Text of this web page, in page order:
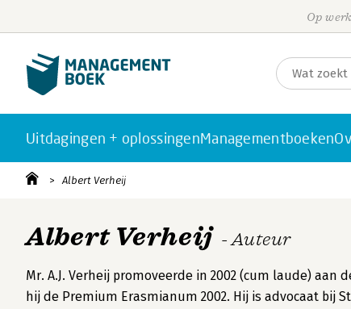
Op
Uitdagingen + oplossingenManagementboeken
Albert Verheij
Albert Verheij - Auteur
Mr. A.J. Verheij promoveerde in 2002 (cum laude)
hij de Premium Erasmianum 2002. Hij is advocaat bij